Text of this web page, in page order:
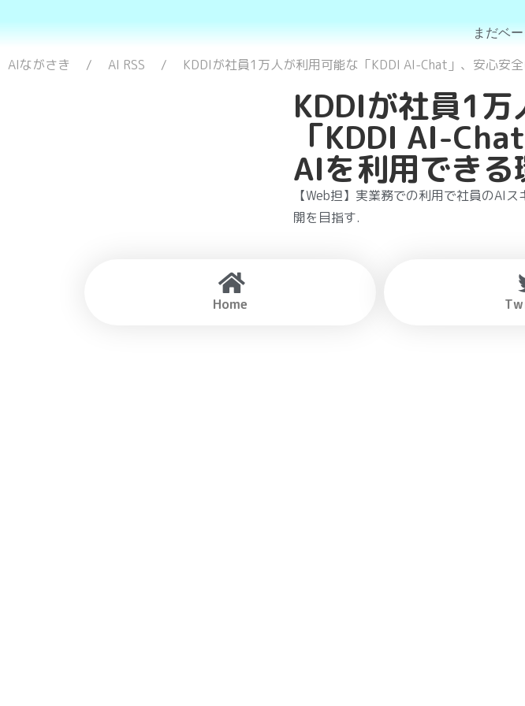
まだベー
AIながさき AI RSS KDDIが社員1万人が利用可能な「KDDI AI-Chat」、安心安
KDDIが社員1
「KDDI AI-
AIを利用できる
【Web担】実業務での利用で社員のAI
開を目指す.
Home